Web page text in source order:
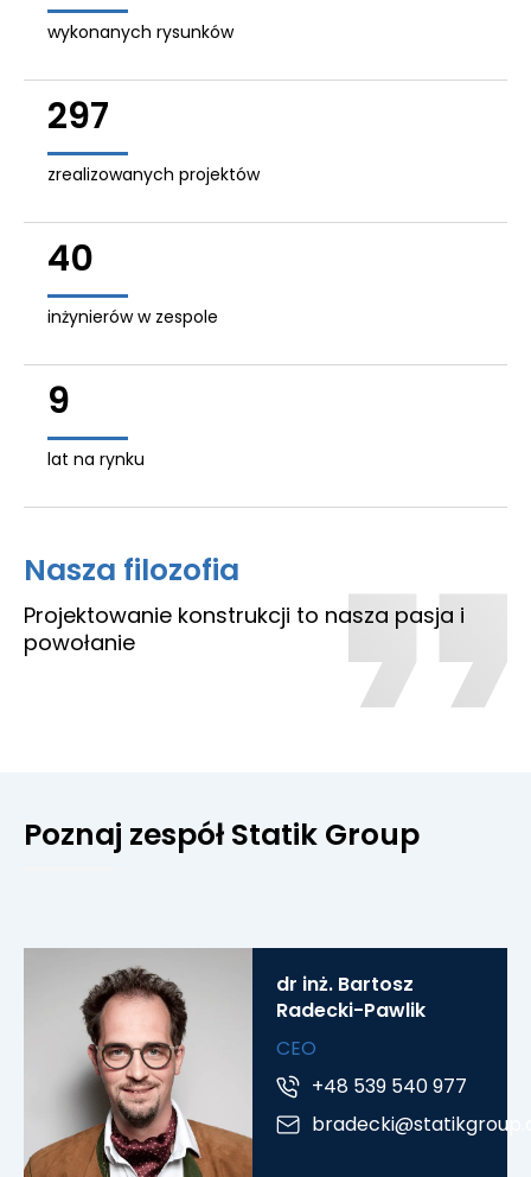
wykonanych rysunków
297
zrealizowanych projektów
40
inżynierów w zespole
9
lat na rynku
Nasza filozofia
Projektowanie konstrukcji to nasza pasja i
powołanie
Poznaj zespół Statik Group
dr inż. Bartosz
Radecki-Pawlik
CEO
+48 539 540 977